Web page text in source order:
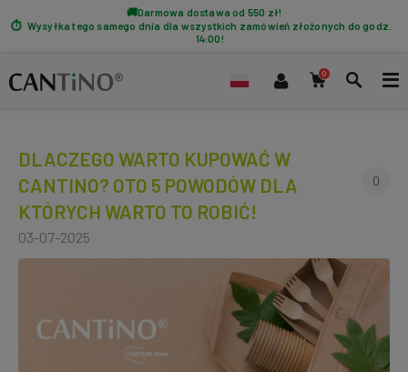
DLACZEGO WARTO KUPOWAĆ W
CANTINO? OTO 5 POWODÓW DLA
KTÓRYCH WARTO TO ROBIĆ!
0
03-07-2025
Darmowa dostawa od 550 zł!
Wysyłka tego samego dnia dla wszystkich zamówień złożonych do godz.
14:00!